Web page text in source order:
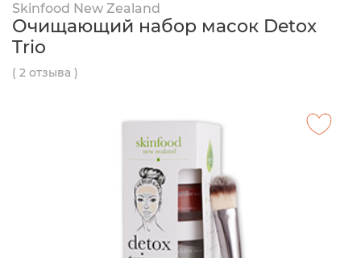
Skinfood New Zealand
Очищающий набор масок Detox
Trio
( 2 отзыва )